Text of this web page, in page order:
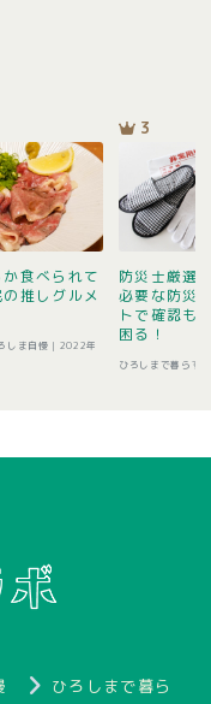
食べられて
推しグルメ
しま自慢 | 2022年
3
防災士厳選
必要な防災
トで確認も
困る！
ひろしまで暮らす
ひろしまで暮ら